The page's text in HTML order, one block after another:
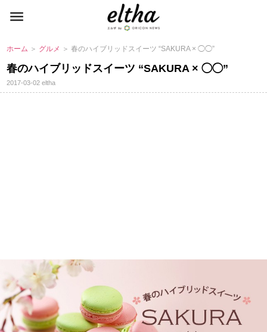
ホーム ＞ グルメ ＞ 春のハイブリッドスイーツ “SAKURA × ◯◯”
春のハイブリッドスイーツ “SAKURA × ◯◯”
2017-03-02eltha